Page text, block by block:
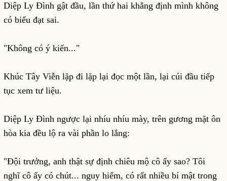
Diệp Ly Đình gật đầu, lần thứ hai khẳng định mình không
có biểu đạt sai.
"Không có ý kiến..."
Khúc Tây Viễn lặp đi lặp lại đọc một lần, lại cúi đầu tiếp
tục xem tư liệu.
Diệp Ly Đình ngược lại nhíu nhíu mày, trên gương mặt ôn
hòa kia đều lộ ra vài phần lo lắng:
"Đội trưởng, anh thật sự định chiêu mộ cô ấy sao? Tôi
nghĩ cô ấy có chút... nguy hiểm, có rất nhiều bí mật trong